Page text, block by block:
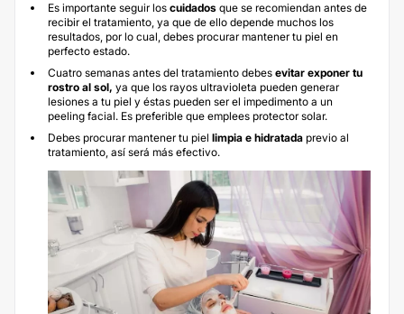
Es importante seguir los cuidados que se recomiendan antes de
recibir el tratamiento, ya que de ello depende muchos los
resultados, por lo cual, debes procurar mantener tu piel en
perfecto estado.
Cuatro semanas antes del tratamiento debes evitar exponer tu
rostro al sol, ya que los rayos ultravioleta pueden generar
lesiones a tu piel y éstas pueden ser el impedimento a un
peeling facial. Es preferible que emplees protector solar.
Debes procurar mantener tu piel limpia e hidratada previo al
tratamiento, así será más efectivo.